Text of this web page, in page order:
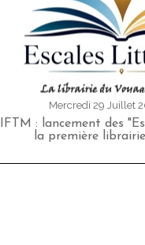
Mercredi 29 Juillet
IFTM : lancement des
la première